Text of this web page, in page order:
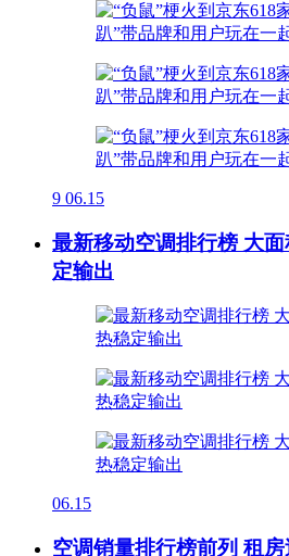
9 06.15
最新移动空调排行榜 大
定输出
06.15
空调销量排行榜前列 租